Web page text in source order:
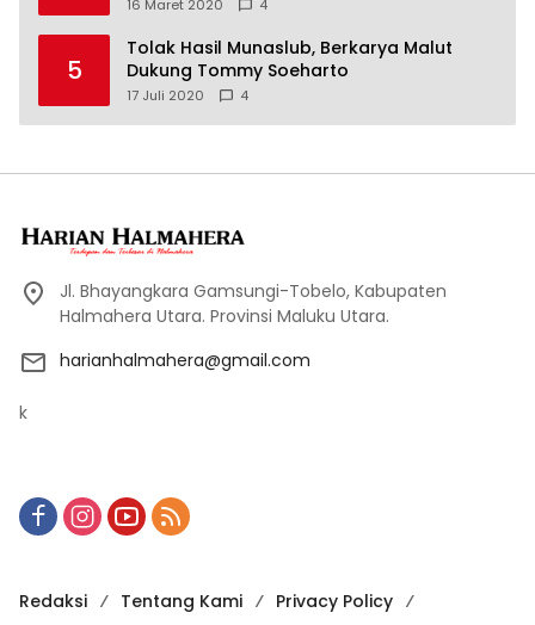
16 Maret 2020 4
5
Tolak Hasil Munaslub, Berkarya Malut
Dukung Tommy Soeharto
17 Juli 2020 4
Jl. Bhayangkara Gamsungi-Tobelo, Kabupaten
Halmahera Utara. Provinsi Maluku Utara.
harianhalmahera@gmail.com
k
Redaksi Tentang Kami
Privacy Policy